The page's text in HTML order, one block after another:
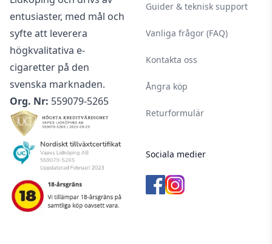
entusiaster, med mål och
syfte att leverera
högkvalitativa e-
cigaretter på den
svenska marknaden.
Org. Nr: 559079-5265
Guider & teknisk support
Vanliga frågor (FAQ)
Kontakta oss
Ångra köp
Returformulär
Sociala medier